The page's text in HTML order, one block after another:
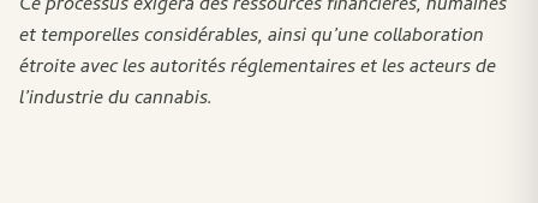
et temporelles considérables, ainsi qu’une collaboration
étroite avec les autorités réglementaires et les acteurs de
l’industrie du cannabis.